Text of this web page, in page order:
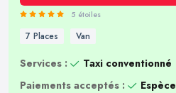
5 étoiles
7 Places Van
Services :
Taxi conventionné
Paiements acceptés :
Espèce